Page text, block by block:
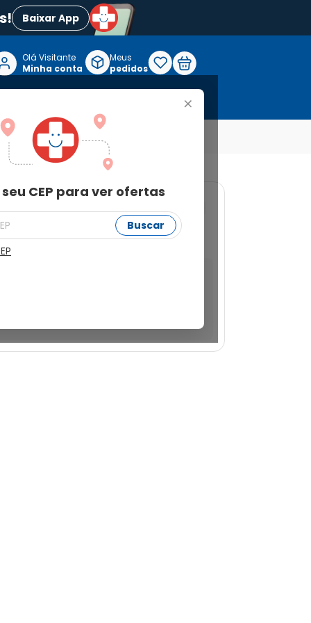
Baixar App
+
CEP para ver ofertas
Buscar
Olá Visitante
Minha conta
Meus
pedidos
Granado 60g
ver ofertas